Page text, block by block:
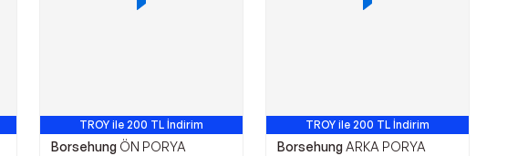
TROY ile 200 TL İndirim
Borsehung ÖN PORYA
TROY ile 200 TL İndirim
Borsehung ARKA PORYA